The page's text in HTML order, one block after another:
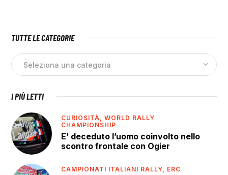
TUTTE LE CATEGORIE
I PIÙ LETTI
CURIOSITÀ,WORLD RALLY
CHAMPIONSHIP
E’ deceduto l’uomo coinvolto nello
scontro frontale con Ogier
CAMPIONATI ITALIANI RALLY, ERC